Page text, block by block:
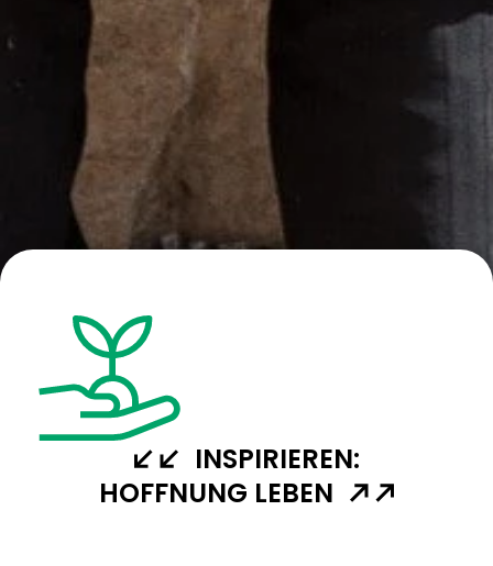
INSPIRIEREN:
HOFFNUNG LEBEN